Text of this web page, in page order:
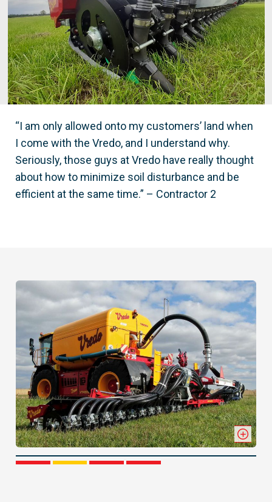
“I am only allowed onto my customers’ land when
I come with the Vredo, and I understand why.
Seriously, those guys at Vredo have really thought
about how to minimize soil disturbance and be
efficient at the same time.” – Contractor 2